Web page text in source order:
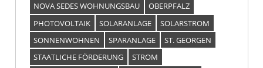
NOVA SEDES WOHNUNGSBAU
OBERPFALZ
PHOTOVOLTAIK
SOLARANLAGE
SOLARSTROM
SONNENWOHNEN
SPARANLAGE
ST. GEORGEN
STAATLICHE FÖRDERUNG
STROM